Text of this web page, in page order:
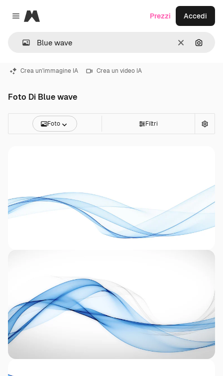
Close menu
Magnific
CancellaCerca
Prezzi Accedi
Crea un'immagine IA Crea un video IA
Foto Di Blue wave
Foto Filtri